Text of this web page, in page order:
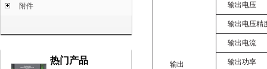
附件
热门产品 输出
输出电压
输出电压精
输出电流
输出功率